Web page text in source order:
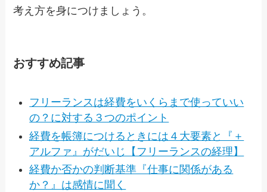
考え方を身につけましょう。
おすすめ記事
フリーランスは経費をいくらまで使っていい
の？に対する３つのポイント
経費を帳簿につけるときには４大要素と『＋
アルファ』がだいじ【フリーランスの経理】
経費か否かの判断基準『仕事に関係がある
か？』は感情に聞く